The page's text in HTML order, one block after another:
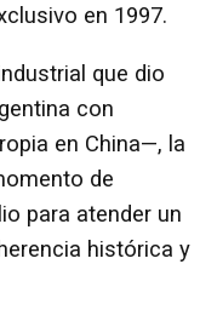
en 1997.
que dio
con
en China—, la
de
para atender un
histórica y